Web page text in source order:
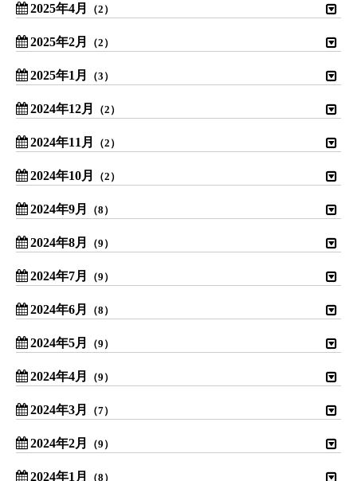
2025年4月 （2）
2025年2月 （2）
2025年1月 （3）
2024年12月 （2）
2024年11月 （2）
2024年10月 （2）
2024年9月 （8）
2024年8月 （9）
2024年7月 （9）
2024年6月 （8）
2024年5月 （9）
2024年4月 （9）
2024年3月 （7）
2024年2月 （9）
2024年1月 （8）